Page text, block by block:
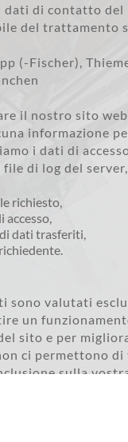
dati di contatto del
del trattamento
(-Fischer),
il nostro sito web
informazione
i dati di
di log del server,
richiesto,
accesso,
dati trasferiti,
sono valutati
un
sito e per
ci permettono di
sulla